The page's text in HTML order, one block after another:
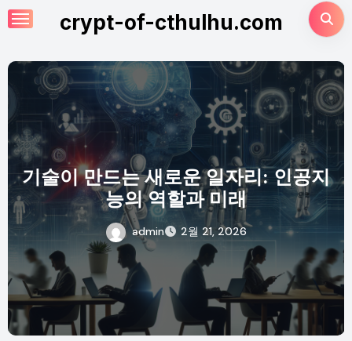
Skip
to
crypt-of-cthulhu.com
기술이 만드는 새로운 일자리: 인공지
능의 역할과 미래
admin 2월 21, 2026